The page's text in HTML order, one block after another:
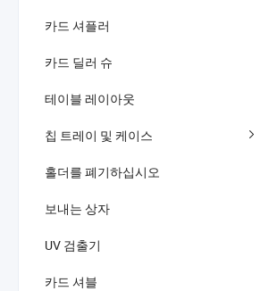
카드 셔플러
카드 딜러 슈
테이블 레이아웃
칩 트레이 및 케이스
홀더를 폐기하십시오
보내는 상자
UV 검출기
카드 셔블